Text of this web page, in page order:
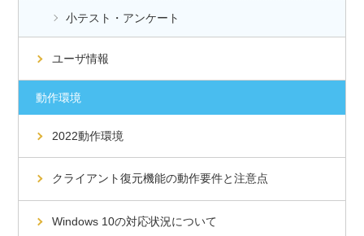
小テスト・アンケート
ユーザ情報
動作環境
2022動作環境
クライアント復元機能の動作要件と注意点
Windows 10の対応状況について